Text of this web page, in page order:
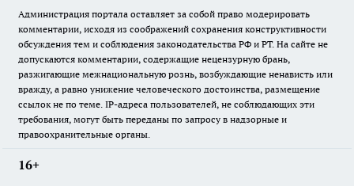
Администрация портала оставляет за собой право модерировать
комментарии, исходя из соображений сохранения конструктивности
обсуждения тем и соблюдения законодательства РФ и РТ. На сайте не
допускаются комментарии, содержащие нецензурную брань,
разжигающие межнациональную рознь, возбуждающие ненависть или
вражду, а равно унижение человеческого достоинства, размещение
ссылок не по теме. IP-адреса пользователей, не соблюдающих эти
требования, могут быть переданы по запросу в надзорные и
правоохранительные органы.
16+